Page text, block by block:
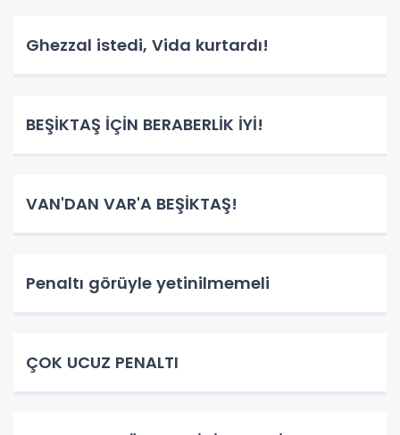
Ghezzal istedi, Vida kurtardı!
BEŞİKTAŞ İÇİN BERABERLİK İYİ!
VAN'DAN VAR'A BEŞİKTAŞ!
Penaltı görüyle yetinilmemeli
ÇOK UCUZ PENALTI